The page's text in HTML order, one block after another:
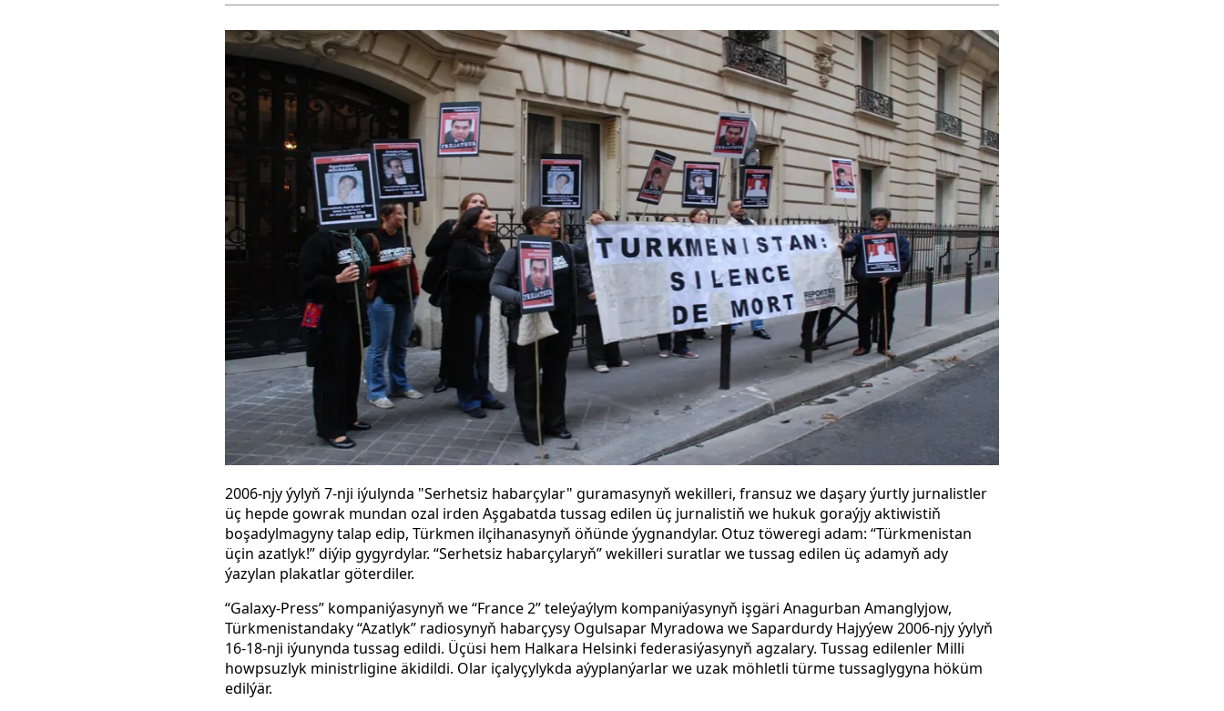
2006-njy ýylyň 7-nji iýulynda "Serhetsiz habarçylar" guramasynyň wekilleri, fransuz we daşary ýurtly jurnalistler
üç hepde gowrak mundan ozal irden Aşgabatda tussag edilen üç jurnalistiň we hukuk goraýjy aktiwistiň
boşadylmagyny talap edip, Türkmen ilçihanasynyň öňünde ýygnandylar. Otuz töweregi adam: “Türkmenistan
üçin azatlyk!” diýip gygyrdylar. “Serhetsiz habarçylaryň” wekilleri suratlar we tussag edilen üç adamyň ady
ýazylan plakatlar göterdiler.
“Galaxy-Press” kompaniýasynyň we “France 2” teleýaýlym kompaniýasynyň işgäri Anagurban Amanglyjow,
Türkmenistandaky “Azatlyk” radiosynyň habarçysy Ogulsapar Myradowa we Sapardurdy Hajyýew 2006-njy ýylyň
16-18-nji iýunynda tussag edildi. Üçüsi hem Halkara Helsinki federasiýasynyň agzalary. Tussag edilenler Milli
howpsuzlyk ministrligine äkidildi. Olar içalyçylykda aýyplanýarlar we uzak möhletli türme tussaglygyna höküm
edilýär.